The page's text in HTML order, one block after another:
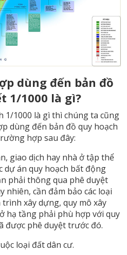
dùng đến bản đồ
1/1000 là gì?
1/1000 là gì thì chúng ta cũng
dùng đến bản đồ quy hoạch
hợp sau đây:
giao dịch hay nhà ở tập thể
dự án quy hoạch bất động
phải thông qua phê duyệt
nhiên, cần đảm bảo các loại
xây dựng, quy mô xây
hạ tầng phải phù hợp với quy
được phê duyệt trước đó.
loại đất dân cư.